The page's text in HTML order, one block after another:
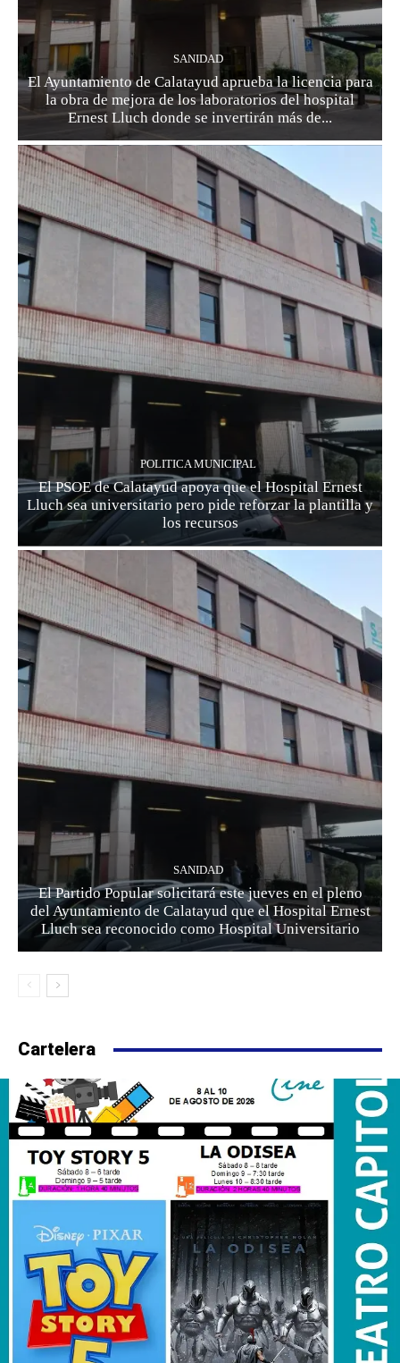
SANIDAD
El Ayuntamiento de Calatayud aprueba la licencia para
la obra de mejora de los laboratorios del hospital
Ernest Lluch donde se invertirán más de...
POLITICA MUNICIPAL
El PSOE de Calatayud apoya que el Hospital Ernest
Lluch sea universitario pero pide reforzar la plantilla y
los recursos
SANIDAD
El Partido Popular solicitará este jueves en el pleno
del Ayuntamiento de Calatayud que el Hospital Ernest
Lluch sea reconocido como Hospital Universitario
Cartelera